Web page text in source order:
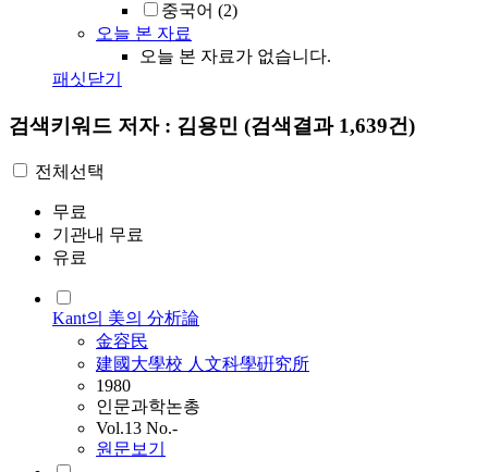
중국어 (2)
오늘 본 자료
오늘 본 자료가 없습니다.
패싯닫기
검색키워드 저자 : 김용민 (검색결과 1,639건)
전체선택
무료
기관내 무료
유료
Kant의 美의 分析論
金容民
建國大學校 人文科學硏究所
1980
인문과학논총
Vol.13 No.-
원문보기